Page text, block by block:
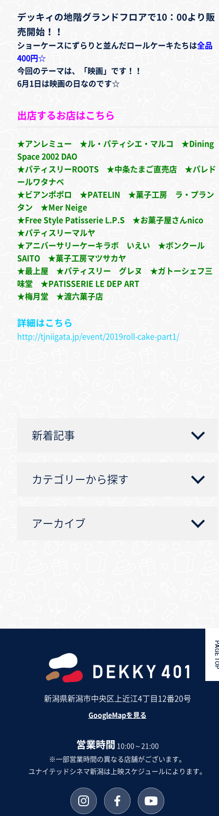
デッキィの地階グランドフロアで10：00より販
売開始！！
ショーケースにずらりと並んだロールケーキたちは全品
400円☆
今回のテーマは、「映画」です！！
6月1日は映画の日なのです☆
出店するお店はこちら
★アンレミュー ★ル・パティシエ・マルコ ★Dining
Space 2002 DAO
★パティスリーROOTS ★中条たまご直売店 ★パレド
ールワタナベ
★ビアンポポロ ★PATELIN ★菓子工房 ラ・プラン
タン ★Mer Neige
★Free Style Patisserie L.P.S ★お菓子屋さんnico
★パティスリーマルヤ
★アニバーサリーケーキラボ いえい ★ボンクール
SAITO ★菓子工房マツサカヤ
★最上屋 ★パティスリー グレヌ ★ガトーシェフ三
味堂 ★PATISSERIE LE DEP ART
★梅月堂 ★渡六菓子店
詳細はこちら
http://tjniigata.jp/event/2019roll-cake-part1/
新着記事
カテゴリーから探す
アーカイブ
新潟県新潟市中央区上近江4丁目12番20号
GoogleMapを見る
営業時間 10:00～21:00
※一部営業時間の異なる店舗がございます。
ユナイテッドシネマ新潟は上映スケジュールによります。